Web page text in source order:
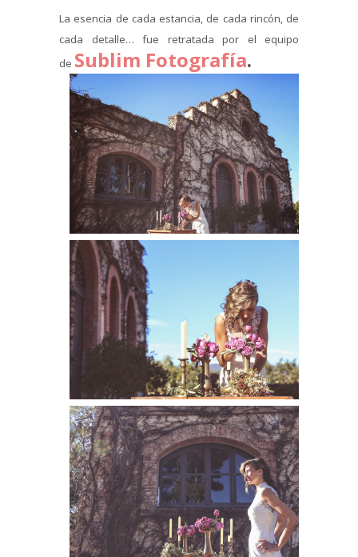
La esencia de cada estancia, de cada rincón, de
cada detalle… fue retratada por el equipo
de Sublim Fotografía.